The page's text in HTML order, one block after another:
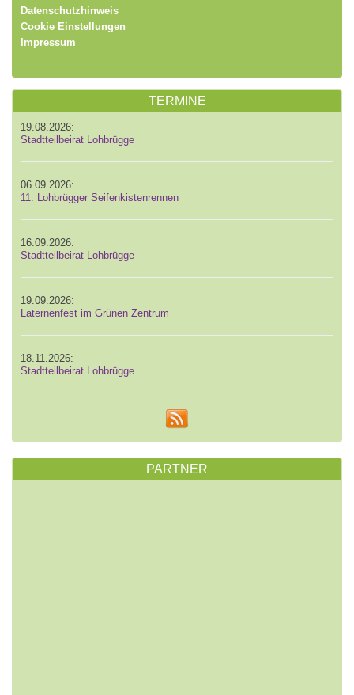
Datenschutzhinweis
Cookie Einstellungen
Impressum
TERMINE
19.08.2026:
Stadtteilbeirat Lohbrügge
06.09.2026:
11. Lohbrügger Seifenkistenrennen
16.09.2026:
Stadtteilbeirat Lohbrügge
19.09.2026:
Laternenfest im Grünen Zentrum
18.11.2026:
Stadtteilbeirat Lohbrügge
PARTNER